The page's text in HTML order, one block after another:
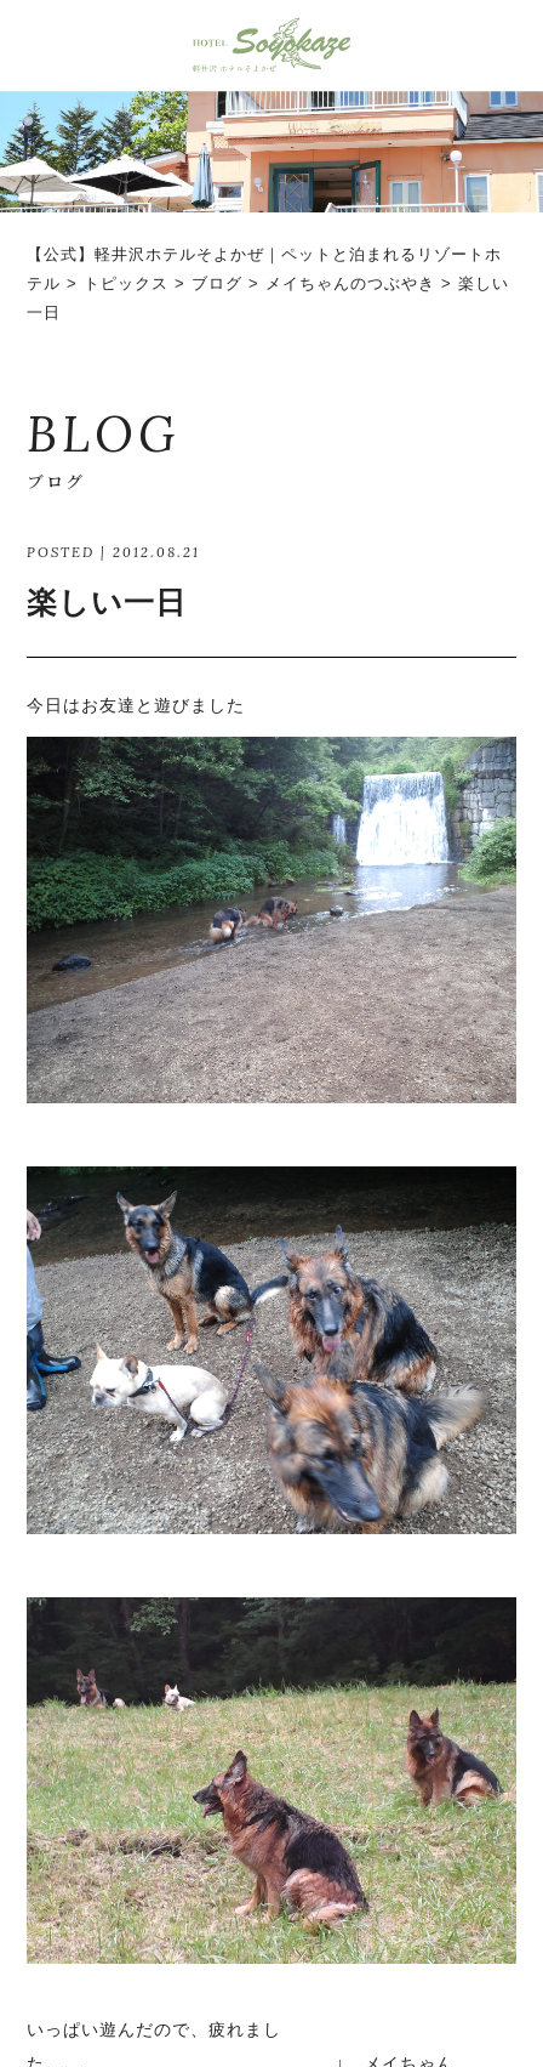
【公式】軽井沢ホテルそよかぜ｜ペットと泊まれるリゾートホ
テル > トピックス > ブログ > メイちゃんのつぶやき >楽しい
一日
BLOG
ブログ
POSTED | 2012.08.21
楽しい一日
今日はお友達と遊びました
いっぱい遊んだので、疲れまし